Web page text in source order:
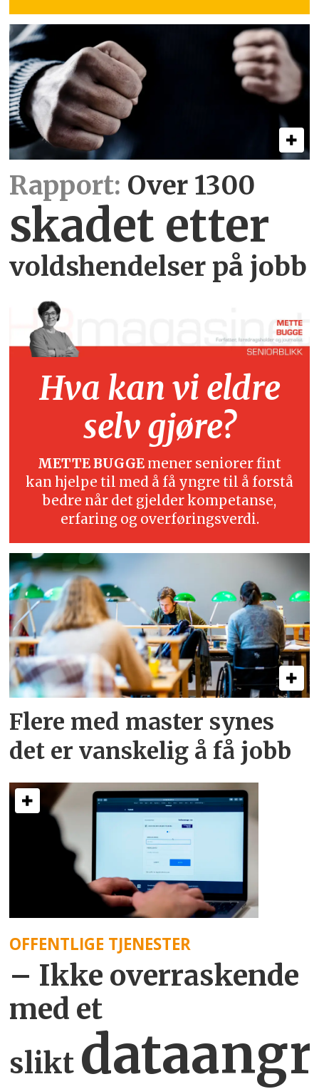
Rapport: Over 1300
skadet etter
voldshendelser på jobb
Hva kan vi eldre
selv gjøre?
METTE BUGGE mener seniorer fint
kan hjelpe til med å få yngre til å forstå
bedre når det gjelder kompetanse,
erfaring og overføringsverdi.
Flere med master synes
det er vanskelig å få jobb
OFFENTLIGE TJENESTER
– Ikke overraskende
med et
slikt